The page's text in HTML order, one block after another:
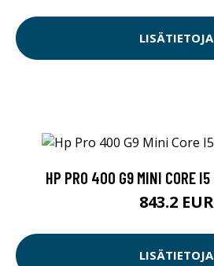
LISÄTIETOJA
HP PRO 400 G9 MINI CORE I5
843.2 EUR
LISÄTIETOJA